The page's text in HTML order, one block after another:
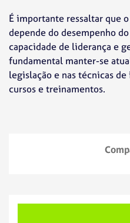
É importante ressaltar que
depende do desempenho
capacidade de liderança e
fundamental manter-se
legislação e nas técnicas
cursos e treinamentos.